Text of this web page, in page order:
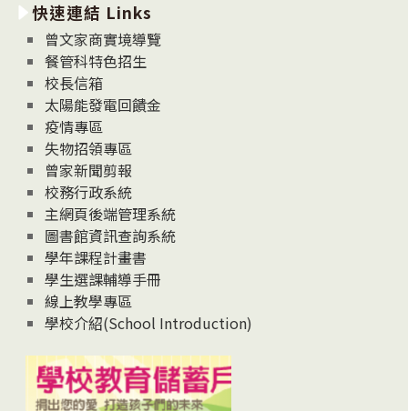
消
息
News
快速連結 Links
曾文家商實境導覽
餐管科特色招生
校長信箱
太陽能發電回饋金
疫情專區
失物招領專區
曾家新聞剪報
校務行政系統
主網頁後端管理系統
圖書館資訊查詢系統
學年課程計畫書
學生選課輔導手冊
線上教學專區
學校介紹(School Introduction)